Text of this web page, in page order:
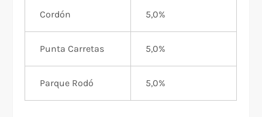
Cordón 5,0%
Punta Carretas 5,0%
Parque Rodó 5,0%